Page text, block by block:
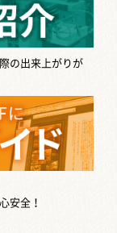
の出来上がりが
安全！